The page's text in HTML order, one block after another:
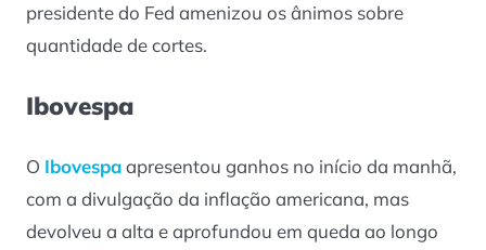
presidente do Fed amenizou os ânimos sobre
quantidade de cortes.
Ibovespa
O Ibovespaapresentou ganhos no início da manhã,
com a divulgação da inflação americana, mas
devolveu a alta e aprofundou em queda ao longo